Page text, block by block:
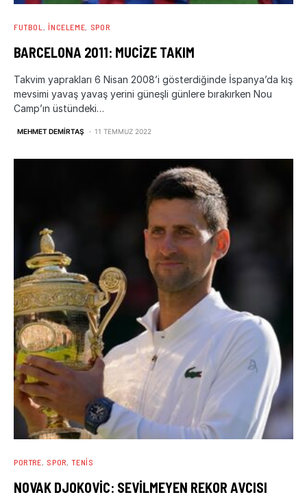
FUTBOL İNCELEME SPOR
BARCELONA 2011: MUCIZE TAKIM
Takvim yaprakları 6 Nisan 2008’i gösterdiğinde İspanya’da kış
mevsimi yavaş yavaş yerini güneşli günlere bırakırken Nou
Camp’ın üstündeki…
MEHMET DEMIRTAŞ 11 TEMMUZ 2022
PORTRE SPOR TENIS
NOVAK DJOKOVIC: SEVILMEYEN REKOR AVCISI